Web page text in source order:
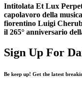
Intitolata Et Lux
capolavoro della
fiorentino Luigi
il 265° anniversario
Sign Up For
Be keep up! Get the latest